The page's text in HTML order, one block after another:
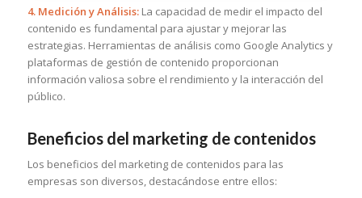
4. Medición y Análisis:La capacidad de medir el impacto del
contenido es fundamental para ajustar y mejorar las
estrategias. Herramientas de análisis como Google Analytics y
plataformas de gestión de contenido proporcionan
información valiosa sobre el rendimiento y la interacción del
público.
Beneficios del marketing de contenidos
Los beneficios del marketing de contenidos para las
empresas son diversos, destacándose entre ellos: